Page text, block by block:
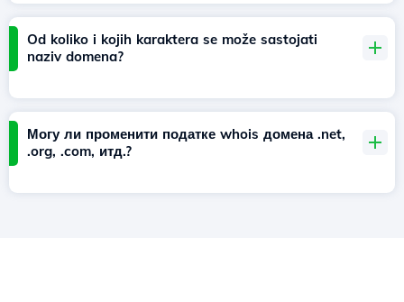
Od koliko i kojih karaktera se može sastojati
naziv domena?
Могу ли променити податке whois домена .net,
.org, .com, итд.?